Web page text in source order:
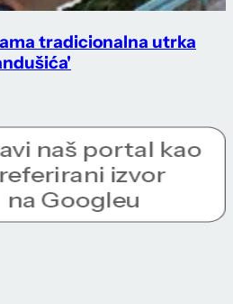
tradicionalna utrka